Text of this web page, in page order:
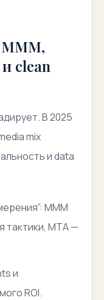
clean
В 2025
mix
иdata
MMM
тактики, MTA —
и
ROI.